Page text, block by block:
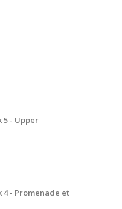
5 - Upper
4 - Promenade et